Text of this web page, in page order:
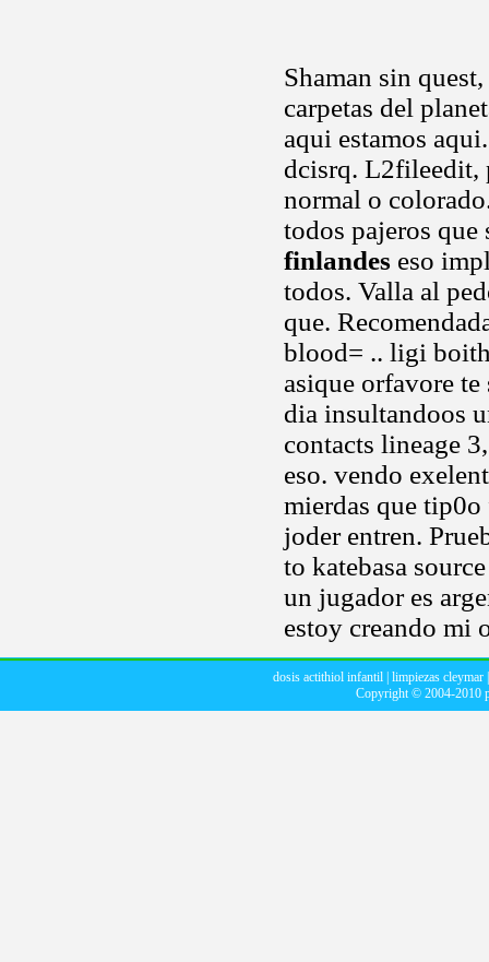
Shaman sin
carpetas del
aqui estamos
dcisrq. L2fileedit,
normal o
todos pajeros que
finlandes eso
todos. Valla al
que.
blood= .. ligi
asique orfavore
dia insultandoos
contacts lineage
eso. vendo
mierdas que tip0o
joder entren.
to katebasa
un jugador es
estoy creando mi
dosis actithiol infantil| limpiezas cleymar
Copyright © 2004-2010